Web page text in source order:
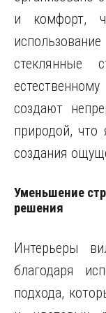
и комфорт,
стеклянные
создают
природой,
создания
Уменьшение
решения
Интерьеры
благодаря
подхода,